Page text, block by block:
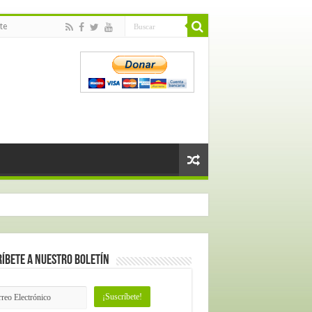
a nuestro Boletín